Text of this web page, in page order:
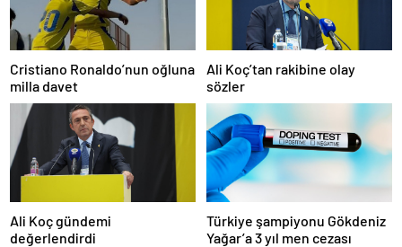
Cristiano Ronaldo’nun oğluna
milla davet
Ali Koç’tan rakibine olay
sözler
Ali Koç gündemi
değerlendirdi
Türkiye şampiyonu Gökdeniz
Yağar’a 3 yıl men cezası